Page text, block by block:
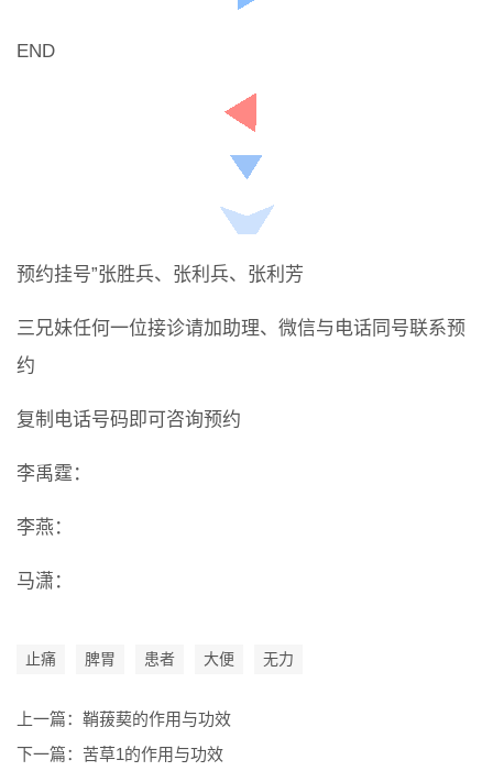
END
预约挂号”张胜兵、张利兵、张利芳
三兄妹任何一位接诊请加助理、微信与电话同号联系预
约
复制电话号码即可咨询预约
李禹霆：
李燕：
马潇：
止痛 脾胃 患者 大便 无力
上一篇： 鞘菝葜的作用与功效
下一篇： 苦草1的作用与功效